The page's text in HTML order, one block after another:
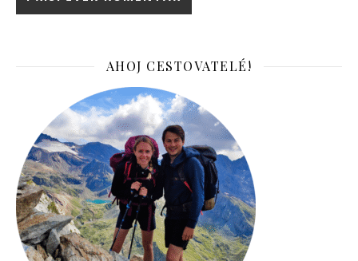
AHOJ CESTOVATELÉ!